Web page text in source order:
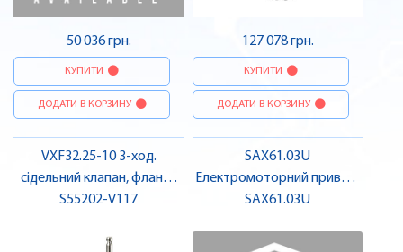
50 036 грн.
КУПИТИ
ДОДАТИ В КОРЗИНУ
127 078 грн.
КУПИТИ
ДОДАТИ В КОРЗИНУ
VXF32.25-10 3-ход.
сідельний клапан, фланц.,
(S55202-V117) PN10, DN25,
S55202-V117
SAX61.03U
Електромоторний привод,
800 Н, AC/DC 24 V, DC 0…10
SIEMENS
SAX61.03U